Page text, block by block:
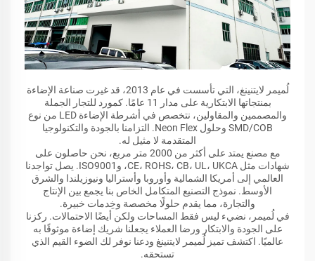
لُميمر لايتنينغ، التي تأسست في عام 2013، قد غيرت صناعة الإضاءة
بمنتجاتها الابتكارية على مدار 11 عامًا. كمورد للتجار الجملة
والمصممين والمقاولين، نتخصص في أشرطة الإضاءة LED من نوع
SMD/COB وحلول Neon Flex. التزامنا بالجودة والتكنولوجيا
المتقدمة لا مثيل له.
مع مصنع يمتد على أكثر من 2000 متر مربع، نحن حاصلون على
شهادات مثل CE، ROHS، CB، UL، UKCA، وISO9001. يصل تواجدنا
العالمي إلى أمريكا الشمالية وأوروبا وأستراليا ونيوزيلندا والشرق
الأوسط. نموذج التصنيع المتكامل الخاص بنا يجمع بين الإنتاج
والتجارة، مما يقدم حلولًا مخصصة وخِدمات خبيرة.
في لُميمر، نضيء ليس فقط المساحات ولكن أيضًا الاحتمالات. ركزنا
على الجودة والابتكار ورضا العملاء يجعلنا شريك إضاءة موثوقًا به
عالميًا. اكتشف تميز لُميمر لايتنينغ ودعنا نوفر لك الضوء القيم الذي
تستحقه.